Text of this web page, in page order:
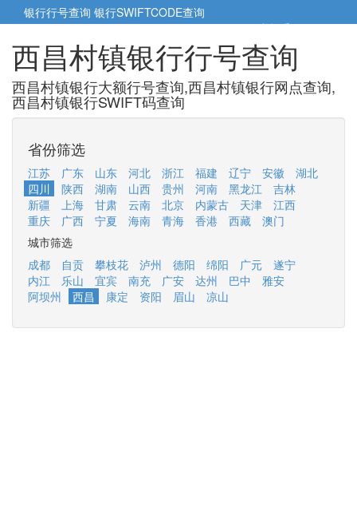
银行行号查询 银行SWIFTCODE查询
5cm小帮手5cm.cn
西昌村镇银行行号查询
西昌村镇银行大额行号查询,西昌村镇银行网点查询,
西昌村镇银行SWIFT码查询
省份筛选
江苏 广东 山东 河北 浙江 福建 辽宁 安徽
湖北
四川
陕西 湖南 山西 贵州 河南 黑龙江
吉林
新疆
上海 甘肃 云南 北京 内蒙古 天津
江西
重庆
广西 宁夏 海南 青海 香港 西藏
澳门
城市筛选
成都
自贡 攀枝花 泸州 德阳 绵阳 广元
遂宁
内江
乐山 宜宾 南充 广安 达州 巴中
雅安
阿坝州
西昌 康定 资阳 眉山 凉山